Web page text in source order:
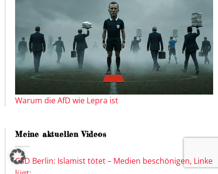
Warum die AfD wie Lepra ist
Meine aktuellen Videos
CSD Berlin: Islamist tötet – Medien beschönigen, Linke